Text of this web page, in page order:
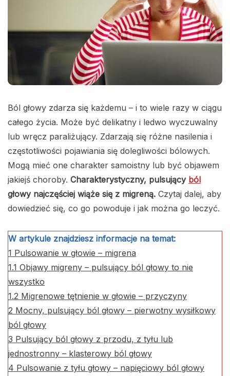
Ból głowy zdarza się każdemu – i to wiele razy w ciągu
całego życia. Może być delikatny i ledwo wyczuwalny
lub wręcz paraliżujący. Zdarzają się różne nasilenia i
częstotliwości pojawiania się dolegliwości bólowych.
Mogą mieć one charakter samoistny lub być objawem
jakiejś choroby. Charakterystyczny, pulsujący ból
głowy najczęściej wiąże się z migreną. Czytaj dalej, aby
dowiedzieć się, co go powoduje i jak można go leczyć.
W artykule znajdziesz informacje na temat:
1 Pulsowanie w głowie – migrena
1.1 Objawy migreny – pulsujący ból głowy to nie
wszystko
1.2 Migrenowe tętnienie w głowie – przyczyny
2 Mocny, pulsujący ból głowy – pierwotny wysiłkowy
ból głowy
3 Pulsujący ból głowy z przodu, z tyłu lub
jednostronny – klasterowy ból głowy
4 Pulsowanie z tyłu głowy – napięciowy ból głowy